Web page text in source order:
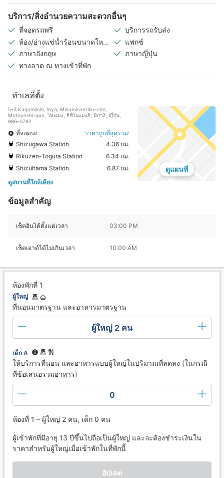
บริการ/สิ่งอำนวยความสะดวกอื่นๆ
ที่จอดรถฟรี
บริการรถรับส่ง
ห้อง/อ่างแช่น้ำร้อนขนาดใหญ่
ในร่ม
แฟกซ์
ภาษาอังกฤษ
ภาษาญี่ปุ่น
ทางลาด ณ ทางเข้าที่พัก
ทำเลที่ตั้ง
5-3 Kagamiishi, Iriya, Minamisanriku-cho,
Motoyoshi-gun, โทะเมะ, อิชิโนะมะกิ, มิยางิ, ญี่ปุ่น,
986-0782
ที่จอดรถ
ราคาถูกที่สุดรวม:
Shizugawa Station
4.36 กม.
Rikuzen-Togura Station
6.34 กม.
Shizuhama Station
6.87 กม.
ดูสถานที่ใกล้เคียง
ดูแผนที่
ข้อมูลสำคัญ
เช็คอินได้ตั้งแต่เวลา 03:00 PM
เช็คเอาต์ได้ไม่เกินเวลา 10:00 AM
ห้องพักที่ 1
ผู้ใหญ่
ที่นอนมาตรฐาน และอาหารมาตรฐาน
ผู้ใหญ่ 2 คน
เด็ก A
ให้บริการที่นอน และอาหารแบบผู้ใหญ่ในปริมาณที่ลดลง (ในกรณี
ที่ข้อเสนอรวมอาหาร)
0
ห้องที่ 1 – ผู้ใหญ่ 2 คน, เด็ก 0 คน
ผู้เข้าพักที่มีอายุ 13 ปีขึ้นไปถือเป็นผู้ใหญ่ และจะต้องชำระเงินใน
ราคาสำหรับผู้ใหญ่เมื่อเข้าพักในที่พักนี้
อัปเดต